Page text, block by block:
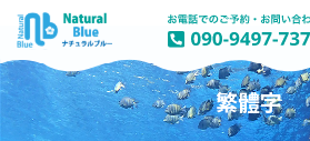
繁體字